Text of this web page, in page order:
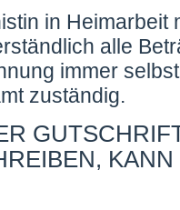
in
alle
immer
zuständig.